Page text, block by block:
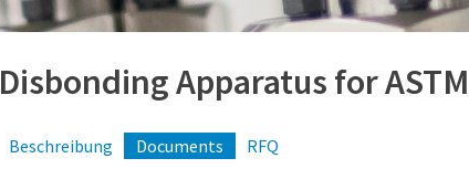
Disbonding Apparatus for
Beschreibung Documents RFQ